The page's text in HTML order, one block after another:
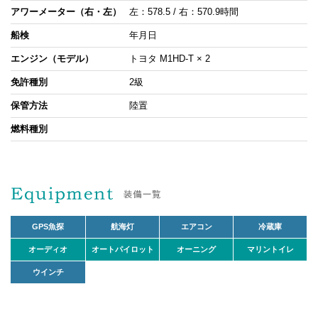
アワーメーター（右・左） 左：578.5 / 右：570.9時間
船検 年月日
エンジン（モデル） トヨタ M1HD-T × 2
免許種別 2級
保管方法 陸置
燃料種別
GPS魚探 航海灯 エアコン 冷蔵庫
オーディオ オートパイロット オーニング マリントイレ
ウインチ